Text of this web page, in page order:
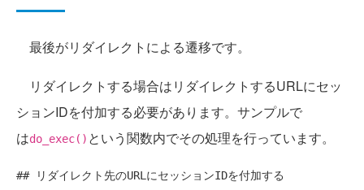
最後がリダイレクトによる遷移です。
リダイレクトする場合はリダイレクトするURLにセッ
ションIDを付加する必要があります。サンプルで
はdo_exec() という関数内でその処理を行っています。
## リダイレクト先のURLにセッションIDを付加する